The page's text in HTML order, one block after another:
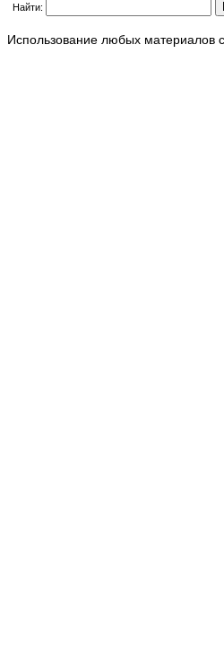
Найти:
Использование любых материалов